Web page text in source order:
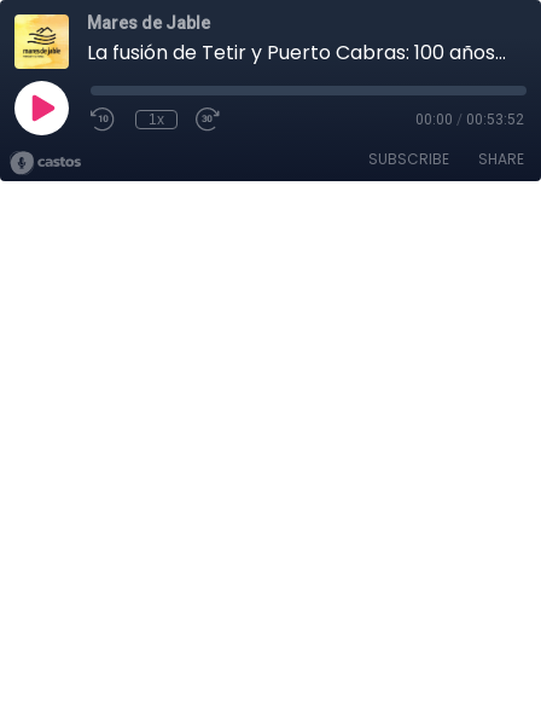
Mares de Jable
La fusión de Tetir y Puerto Cabras: 100 años de historia | Mares de Jable #2
1x 00:00 / 00:53:52
SUBSCRIBE SHARE